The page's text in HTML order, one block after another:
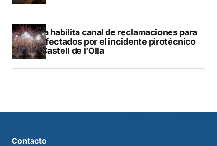
Altea habilita canal de reclamaciones para
los afectados por el incidente pirotécnico
del Castell de l’Olla
Contacto